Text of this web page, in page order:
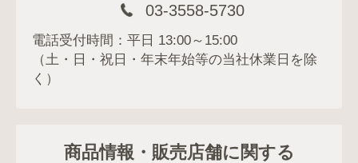
03-3558-5730
電話受付時間：平日 13:00～15:00
（土・日・祝日・年末年始等の当社休業日を除
く）
商品情報・販売店舗に関する